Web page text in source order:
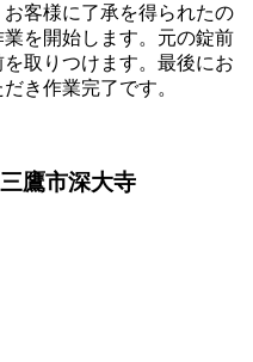
客様に了承を得られたの
を開始します。元の錠前
取りつけます。最後にお
き作業完了です。
鷹市深大寺